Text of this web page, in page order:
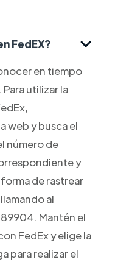
FedEX?
en tiempo
utilizar la
web y busca el
número de
y
de rastrear
al
Mantén el
FedEx y elige la
para realizar el